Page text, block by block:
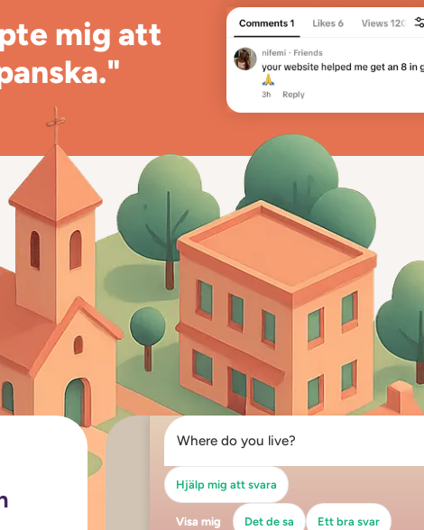
mig att
Where do you live?
Hjälp mig att svara
Visa mig Det de sa Ett bra svar